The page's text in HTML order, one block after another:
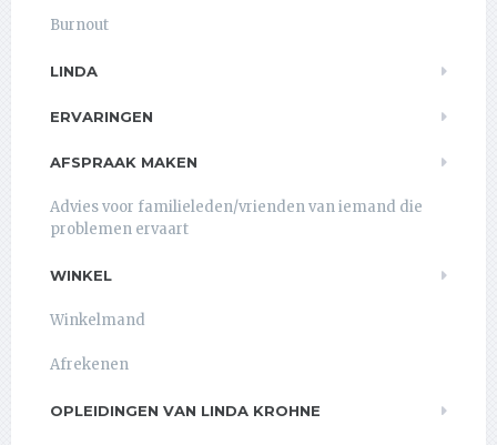
Burnout
LINDA
ERVARINGEN
AFSPRAAK MAKEN
Advies voor familieleden/vrienden van iemand die
problemen ervaart
WINKEL
Winkelmand
Afrekenen
OPLEIDINGEN VAN LINDA KROHNE